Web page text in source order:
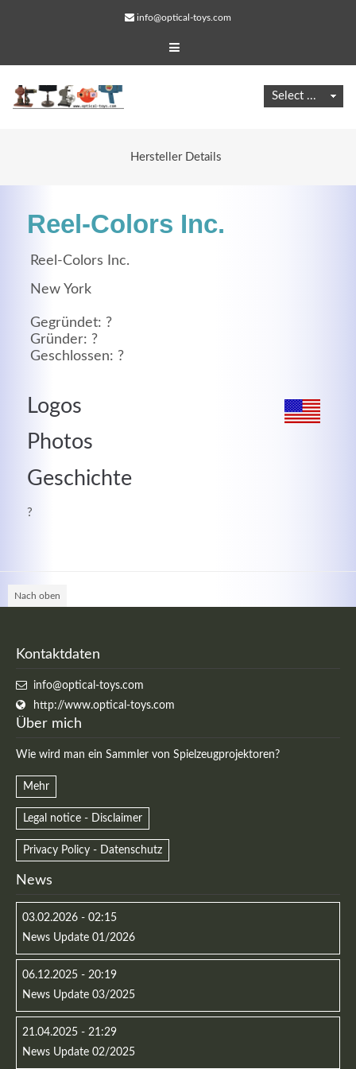
info@optical-toys.com
Hersteller Details
Reel-Colors Inc.
Reel-Colors Inc.
New York
Gegründet: ?
Gründer: ?
Geschlossen: ?
Logos
Photos
Geschichte
?
Nach oben
Kontaktdaten
info@optical-toys.com
http://www.optical-toys.com
Über mich
Wie wird man ein Sammler von Spielzeugprojektoren?
Mehr
Legal notice - Disclaimer
Privacy Policy - Datenschutz
News
03.02.2026 - 02:15
News Update 01/2026
06.12.2025 - 20:19
News Update 03/2025
21.04.2025 - 21:29
News Update 02/2025
Lorem ipsum dolor sit amet, consectetuer adipiscing
elit. Aenean commodo ligula eget dolor.
Lorem ipsum dolor sit amet, consectetuer adipiscing
MEHR INFOS
Modern & Simple
Lorem ipsum dolor sit amet, consectetuer adipiscing
elit. Aenean commodo ligula eget dolor.